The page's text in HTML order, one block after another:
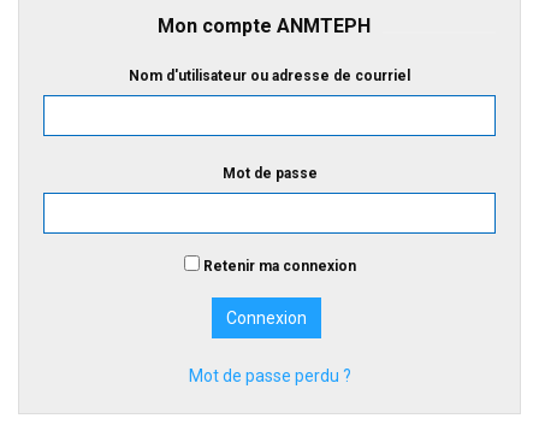
Mon compte ANMTEPH
Nom d'utilisateur ou adresse de courriel
Mot de passe
Retenir ma connexion
Mot de passe perdu ?